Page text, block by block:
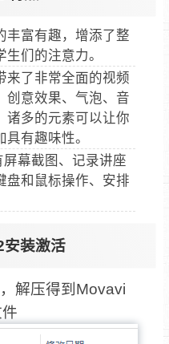
丰富有趣，增添了整
们的注意力。
来了非常全面的视频
创意效果、气泡、音
诸多的元素可以让你
有趣味性。
幕截图、记录讲座
盘和鼠标操作、安排
装激活
解压得到Movavi